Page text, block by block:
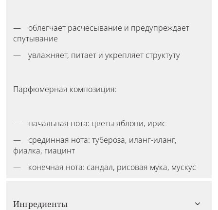
облегчает расчесывание и предупреждает
спутывание
увлажняет, питает и укрепляет структуту
Парфюмерная композиция:
начальная нота: цветы яблони, ирис
срединная нота: тубероза, иланг-иланг,
фиалка, гиацинт
конечная нота: сандал, рисовая мука, мускус
Ингредиенты